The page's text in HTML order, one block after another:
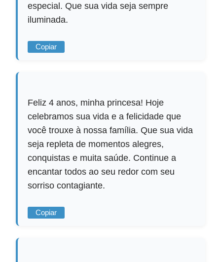
especial. Que sua vida seja sempre
iluminada.
Copiar
Feliz 4 anos, minha princesa! Hoje
celebramos sua vida e a felicidade que
você trouxe à nossa família. Que sua vida
seja repleta de momentos alegres,
conquistas e muita saúde. Continue a
encantar todos ao seu redor com seu
sorriso contagiante.
Copiar